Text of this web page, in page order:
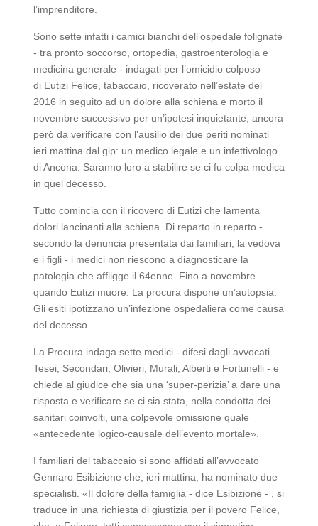
l’imprenditore.
Sono sette infatti i camici bianchi dell’ospedale folignate
- tra pronto soccorso, ortopedia, gastroenterologia e
medicina generale - indagati per l’omicidio colposo
di Eutizi Felice, tabaccaio, ricoverato nell’estate del
2016 in seguito ad un dolore alla schiena e morto il
novembre successivo per un’ipotesi inquietante, ancora
però da verificare con l’ausilio dei due periti nominati
ieri mattina dal gip: un medico legale e un infettivologo
di Ancona. Saranno loro a stabilire se ci fu colpa medica
in quel decesso.
Tutto comincia con il ricovero di Eutizi che lamenta
dolori lancinanti alla schiena. Di reparto in reparto -
secondo la denuncia presentata dai familiari, la vedova
e i figli - i medici non riescono a diagnosticare la
patologia che affligge il 64enne. Fino a novembre
quando Eutizi muore. La procura dispone un’autopsia.
Gli esiti ipotizzano un’infezione ospedaliera come causa
del decesso.
La Procura indaga sette medici - difesi dagli avvocati
Tesei, Secondari, Olivieri, Murali, Alberti e Fortunelli - e
chiede al giudice che sia una ‘super-perizia’ a dare una
risposta e verificare se ci sia stata, nella condotta dei
sanitari coinvolti, una colpevole omissione quale
«antecedente logico-causale dell’evento mortale».
I familiari del tabaccaio si sono affidati all’avvocato
Gennaro Esibizione che, ieri mattina, ha nominato due
specialisti. «Il dolore della famiglia - dice Esibizione - , si
traduce in una richiesta di giustizia per il povero Felice,